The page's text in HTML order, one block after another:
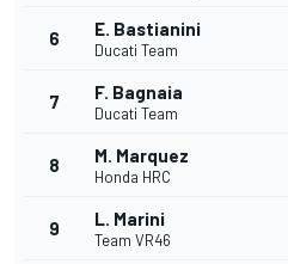
6 E. Bastianini
Ducati Team
7 F. Bagnaia
Ducati Team
8 M. Marquez
Honda HRC
9 L. Marini
Team VR46